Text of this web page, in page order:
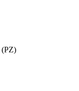
(PZ)